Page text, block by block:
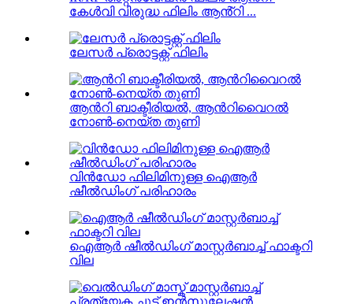
കേൾവി വിരുദ്ധ ഫിലിം ആൻ്റി ...
ലേസർ പ്രൊട്ടക്റ്റ് ഫിലിം
ആൻറി ബാക്ടീരിയൽ, ആൻറിവൈറൽ
നോൺ-നെയ്ത തുണി
വിൻഡോ ഫിലിമിനുള്ള ഐആർ
ഷീൽഡിംഗ് പരിഹാരം
ഐആർ ഷീൽഡിംഗ് മാസ്റ്റർബാച്ച് ഫാക്ടറി
വില